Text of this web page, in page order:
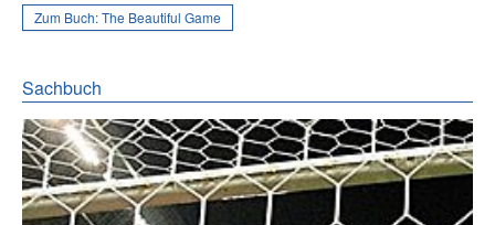
Zum Buch:The Beautiful Game
Sachbuch